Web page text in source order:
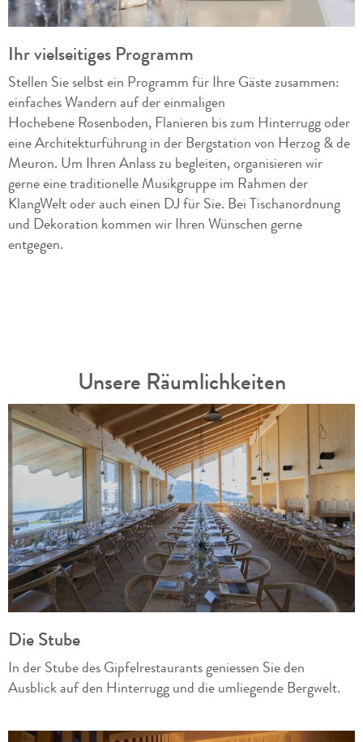
Ihr vielseitiges Programm
Stellen Sie selbst ein Programm für Ihre Gäste zusammen:
einfaches Wandern auf der einmaligen
Hochebene Rosenboden, Flanieren bis zum Hinterrugg oder
eine Architekturführung in der Bergstation von Herzog & de
Meuron. Um Ihren Anlass zu begleiten, organisieren wir
gerne eine traditionelle Musikgruppe im Rahmen der
KlangWelt oder auch einen DJ für Sie. Bei Tischanordnung
und Dekoration kommen wir Ihren Wünschen gerne
entgegen.
Unsere Räumlichkeiten
Die Stube
In der Stube des Gipfelrestaurants geniessen Sie den
Ausblick auf den Hinterrugg und die umliegende Bergwelt.